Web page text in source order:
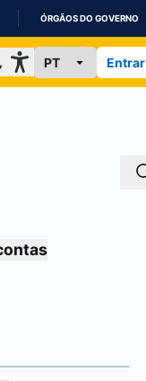
ÓRGÃOS DO GOVERNO
Entrar